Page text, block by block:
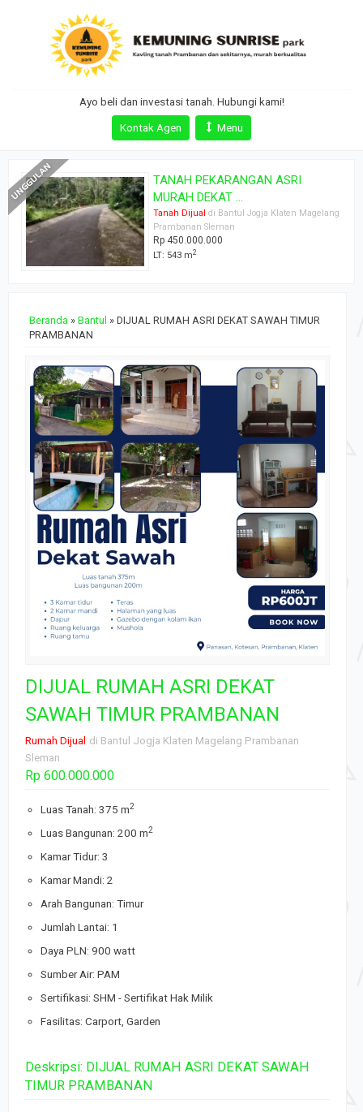
Ayo beli dan investasi tanah. Hubungi kami!
Kontak Agen
Menu
DIJUAL SAWAH STRATEGIS
KRANGGAN, M...
Tanah Dijual di Bantul Jogja Klaten Magelang
Prambanan Sleman
Rp 750.000.000
LT: 1287 m
Beranda » Bantul » DIJUAL RUMAH ASRI DEKAT SAWAH TIMUR
PRAMBANAN
DIJUAL RUMAH ASRI DEKAT
SAWAH TIMUR PRAMBANAN
Rumah Dijual di Bantul Jogja Klaten Magelang Prambanan
Sleman
Rp 600.000.000
Luas Tanah: 375 m2
Luas Bangunan: 200 m2
Kamar Tidur: 3
Kamar Mandi: 2
Arah Bangunan: Timur
Jumlah Lantai: 1
Daya PLN: 900 watt
Sumber Air: PAM
Sertifikasi: SHM - Sertifikat Hak Milik
Fasilitas: Carport, Garden
Deskripsi: DIJUAL RUMAH ASRI DEKAT SAWAH
TIMUR PRAMBANAN